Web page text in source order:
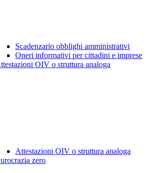
Scadenzario obblighi amministrativi
Oneri informativi per cittadini e imprese
OIV o struttura analoga
Attestazioni OIV o struttura analoga
zero